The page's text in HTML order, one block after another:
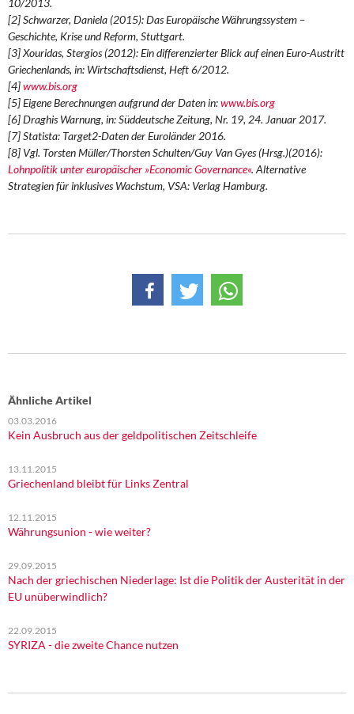
10/2013.
[2] Schwarzer, Daniela (2015): Das Europäische Währungssystem –
Geschichte, Krise und Reform, Stuttgart.
[3] Xouridas, Stergios (2012): Ein differenzierter Blick auf einen Euro-Austritt
Griechenlands, in: Wirtschaftsdienst, Heft 6/2012.
[4]www.bis.org
[5] Eigene Berechnungen aufgrund der Daten in:www.bis.org
[6] Draghis Warnung, in: Süddeutsche Zeitung, Nr. 19, 24. Januar 2017.
[7] Statista: Target2-Daten der Euroländer 2016.
[8] Vgl. Torsten Müller/Thorsten Schulten/Guy Van Gyes (Hrsg.)(2016):
Lohnpolitik unter europäischer »Economic Governance«. Alternative
Strategien für inklusives Wachstum, VSA: Verlag Hamburg.
Ähnliche Artikel
03.03.2016
Kein Ausbruch aus der geldpolitischen Zeitschleife
13.11.2015
Griechenland bleibt für Links Zentral
12.11.2015
Währungsunion - wie weiter?
29.09.2015
Nach der griechischen Niederlage: Ist die Politik der Austerität in der
EU unüberwindlich?
22.09.2015
SYRIZA - die zweite Chance nutzen